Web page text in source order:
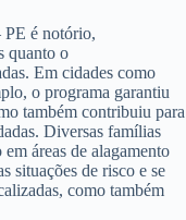
PE é notório,
quanto o
Em cidades como
o programa garantiu
também contribuiu para
Diversas famílias
áreas de alagamento
situações de risco e se
como também